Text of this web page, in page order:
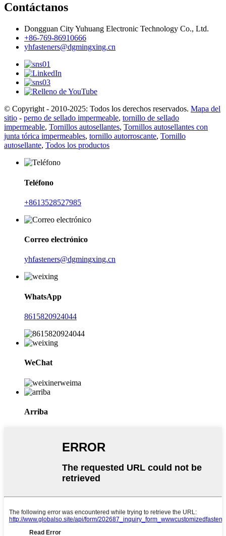
Contáctanos
Dongguan City Yuhuang Electronic Technology Co., Ltd.
+86-769-86910666
yhfasteners@dgmingxing.cn
© Copyright - 2010-2025: Todos los derechos reservados. Mapa del
sitio - perno de sellado impermeable, tornillo de sellado
impermeable, Tornillos autosellantes, Tornillos autosellantes con
junta tórica impermeables, tornillo autorroscante, Tornillo
autosellante, Todos los productos
Teléfono
+8613528527985
Correo electrónico
yhfasteners@dgmingxing.cn
WhatsApp
8615820924044
WeChat
Arriba